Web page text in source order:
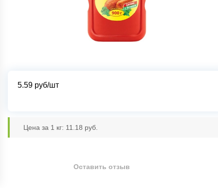
5.59 руб/шт
Цена за 1 кг: 11.18 руб.
Оставить отзыв